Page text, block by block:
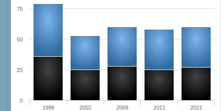
1998 2002 2009 2011 2021
0
25
50
75